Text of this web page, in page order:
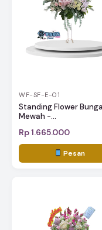
WF-SF-E-01
Standing Flower
Mewah -...
Rp 1.665.000
Pesan